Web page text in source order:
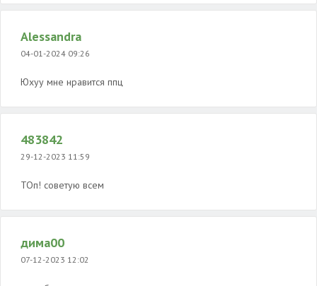
Alessandra
04-01-2024 09:26
Юхуу мне нравится ппц
483842
29-12-2023 11:59
ТОп! советую всем
дима00
07-12-2023 12:02